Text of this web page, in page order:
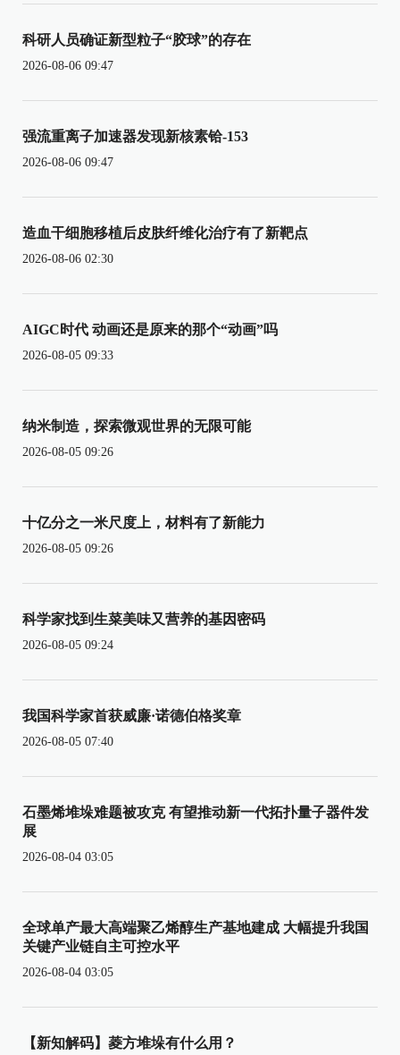
科研人员确证新型粒子“胶球”的存在
2026-08-06 09:47
强流重离子加速器发现新核素铪-153
2026-08-06 09:47
造血干细胞移植后皮肤纤维化治疗有了新靶点
2026-08-06 02:30
AIGC时代 动画还是原来的那个“动画”吗
2026-08-05 09:33
纳米制造，探索微观世界的无限可能
2026-08-05 09:26
十亿分之一米尺度上，材料有了新能力
2026-08-05 09:26
科学家找到生菜美味又营养的基因密码
2026-08-05 09:24
我国科学家首获威廉·诺德伯格奖章
2026-08-05 07:40
石墨烯堆垛难题被攻克 有望推动新一代拓扑量子器件发
展
2026-08-04 03:05
全球单产最大高端聚乙烯醇生产基地建成 大幅提升我国
关键产业链自主可控水平
2026-08-04 03:05
【新知解码】菱方堆垛有什么用？